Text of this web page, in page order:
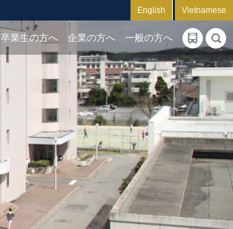
English Vietnamese
卒業生の方へ 企業の方へ 一般の方へ